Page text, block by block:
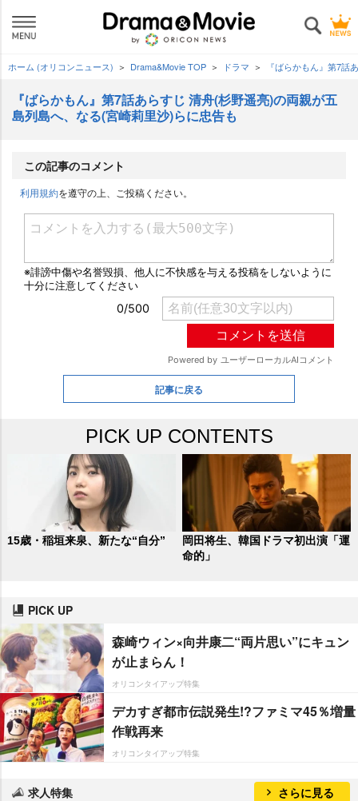
ホーム (オリコンニュース) Drama&Movie TOP ドラマ 『ばらかもん』第7
『ばらかもん』第7話あらすじ 清舟(杉野遥亮)の両親が五
島列島へ、なる(宮崎莉里沙)らに忠告も
この記事のコメント
利用規約を遵守の上、ご投稿ください。
記事に戻る
PICK UP CONTENTS
15歳・稲垣来泉、新たな“自分”
岡田将生、韓国ドラマ初出演「運
命的」
PICK UP
森崎ウィン×向井康二“両片思い”にキュン
が止まらん！
オリコンタイアップ特集
デカすぎ都市伝説発生!?ファミマ45％増量
作戦再来
オリコンタイアップ特集
求人特集 さらに見る